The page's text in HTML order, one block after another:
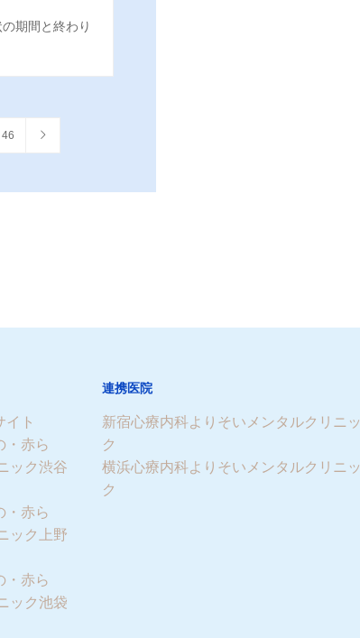
期間と終わり
46
イト
・赤ら
ック渋谷
・赤ら
ック上野
・赤ら
ック池袋
連携医院
新宿心療内科よりそいメンタルクリニッ
ク
横浜心療内科よりそいメンタルクリニッ
ク